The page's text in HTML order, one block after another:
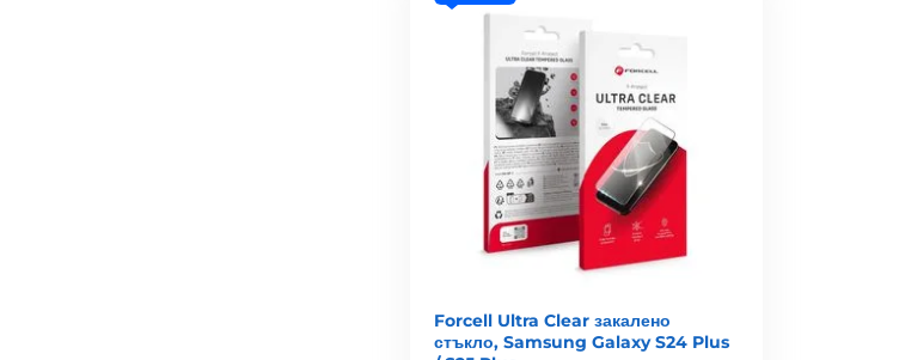
Forcell Ultra Clear закалено
стъкло, Samsung Galaxy S24 Plus